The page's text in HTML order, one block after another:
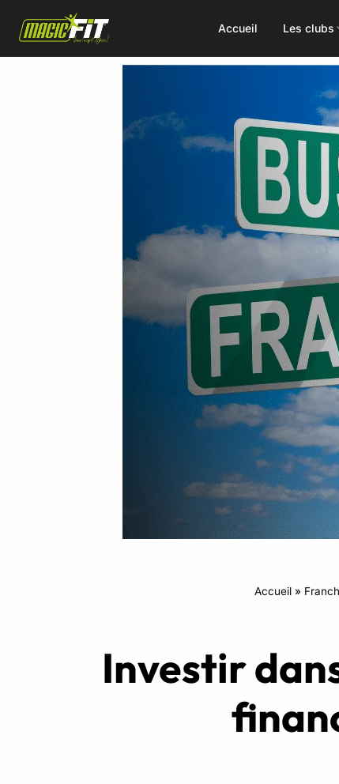
Accueil Les clubs
Renforcement
Small Group
Coaching
Functional
Hyrox
EMS
TRX
Accueil»
Investir